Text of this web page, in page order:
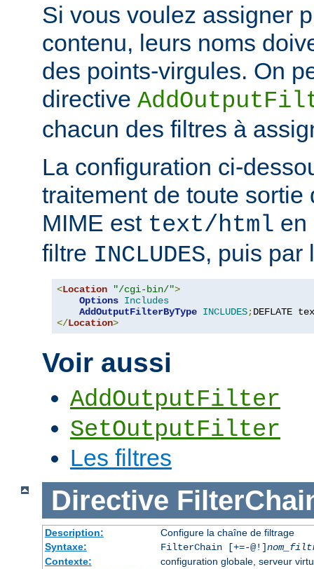
Si vous voulez assigner
contenu, leurs noms
des points-virgules. On
directive
chacun des filtres à
La configuration ci-
traitement de toute sortie
MIME est text/html en
filtre INCLUDES, puis par
<Location "/cgi-bin/">
Options Includes
AddOutputFilterByType INCLUDES;DEFLATE
</Location>
Voir aussi
AddOutputFilter
SetOutputFilter
Les filtres
Directive
Description:
Configure la chaîne de filtrage
Syntaxe:
FilterChain [+=-@!]
Contexte:
configuration globale, serveur